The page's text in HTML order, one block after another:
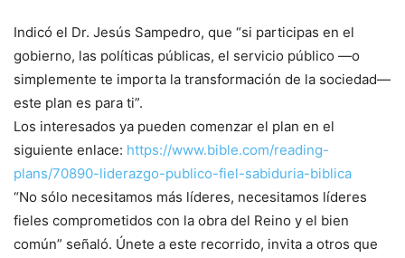
Indicó el Dr. Jesús Sampedro, que “si participas en el
gobierno, las políticas públicas, el servicio público —o
simplemente te importa la transformación de la sociedad—
este plan es para ti”.
Los interesados ya pueden comenzar el plan en el
siguiente enlace: https://www.bible.com/reading-
plans/70890-liderazgo-publico-fiel-sabiduria-biblica
“No sólo necesitamos más líderes, necesitamos líderes
fieles comprometidos con la obra del Reino y el bien
común” señaló. Únete a este recorrido, invita a otros que